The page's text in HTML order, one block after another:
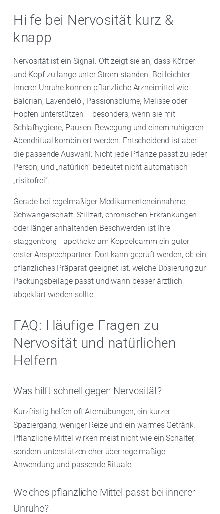
Hilfe bei Nervosität kurz &
knapp
Nervosität ist ein Signal. Oft zeigt sie an, dass Körper
und Kopf zu lange unter Strom standen. Bei leichter
innerer Unruhe können pflanzliche Arzneimittel wie
Baldrian, Lavendelöl, Passionsblume, Melisse oder
Hopfen unterstützen – besonders, wenn sie mit
Schlafhygiene, Pausen, Bewegung und einem ruhigeren
Abendritual kombiniert werden. Entscheidend ist aber
die passende Auswahl: Nicht jede Pflanze passt zu jeder
Person, und „natürlich“ bedeutet nicht automatisch
„risikofrei“.
Gerade bei regelmäßiger Medikamenteneinnahme,
Schwangerschaft, Stillzeit, chronischen Erkrankungen
oder länger anhaltenden Beschwerden ist Ihre
staggenborg - apotheke am Koppeldamm ein guter
erster Ansprechpartner. Dort kann geprüft werden, ob ein
pflanzliches Präparat geeignet ist, welche Dosierung zur
Packungsbeilage passt und wann besser ärztlich
abgeklärt werden sollte.
FAQ: Häufige Fragen zu
Nervosität und natürlichen
Helfern
Was hilft schnell gegen Nervosität?
Kurzfristig helfen oft Atemübungen, ein kurzer
Spaziergang, weniger Reize und ein warmes Getränk.
Pflanzliche Mittel wirken meist nicht wie ein Schalter,
sondern unterstützen eher über regelmäßige
Anwendung und passende Rituale.
Welches pflanzliche Mittel passt bei innerer
Unruhe?